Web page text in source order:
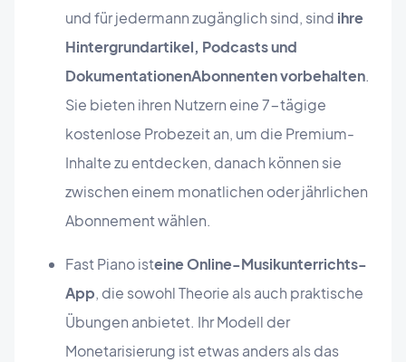
und für jedermann zugänglich sind, sind ihre
Hintergrundartikel, Podcasts und
DokumentationenAbonnenten vorbehalten.
Sie bieten ihren Nutzern eine 7-tägige
kostenlose Probezeit an, um die Premium-
Inhalte zu entdecken, danach können sie
zwischen einem monatlichen oder jährlichen
Abonnement wählen.
Fast Piano isteine Online-Musikunterrichts-
App, die sowohl Theorie als auch praktische
Übungen anbietet. Ihr Modell der
Monetarisierung ist etwas anders als das